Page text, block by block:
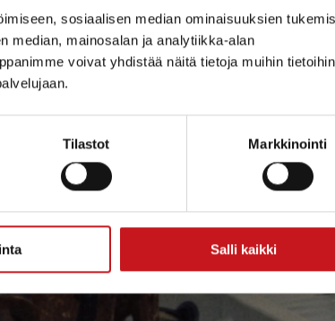
sosiaalisen median ominaisuuksien
median, mainosalan ja analytiikka-alan
voivat yhdistää näitä tietoja muihin
Tilastot Markkinointi
Salli kaikki